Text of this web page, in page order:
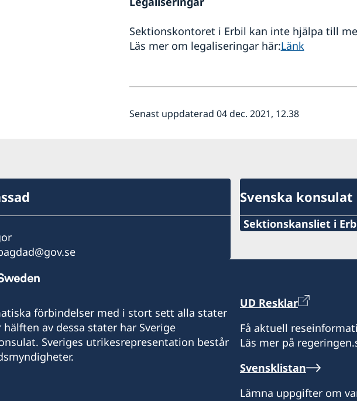
Sektionskontoret i Erbil kan inte hjälpa till
Läs mer om legaliseringar här:Länk
Senast uppdaterad 04 dec. 2021, 12.38
Svenska konsulat
Sektionskansliet i
förbindelser med i stort sett alla stater
av dessa stater har Sverige
Sveriges utrikesrepresentation består
UD Resklar
Få aktuell
Läs mer på
Svensklistan
Lämna uppgifter om